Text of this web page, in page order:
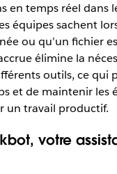
en temps réel dans
équipes sachent
ou qu’un fichier
élimine la
outils, ce qui
et de maintenir les
un travail productif.
votre